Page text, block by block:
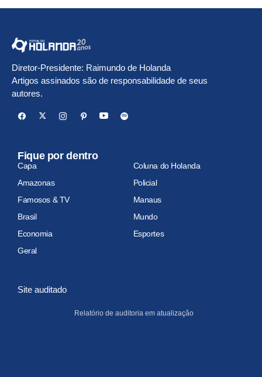
Diretor-Presidente: Raimundo de Holanda
Artigos assinados são de responsabilidade de seus
autores.
Fique por dentro
Capa
Coluna do Holanda
Amazonas
Policial
Famosos & TV
Manaus
Brasil
Mundo
Economia
Esportes
Geral
Site auditado
Relatório de auditoria em atualização